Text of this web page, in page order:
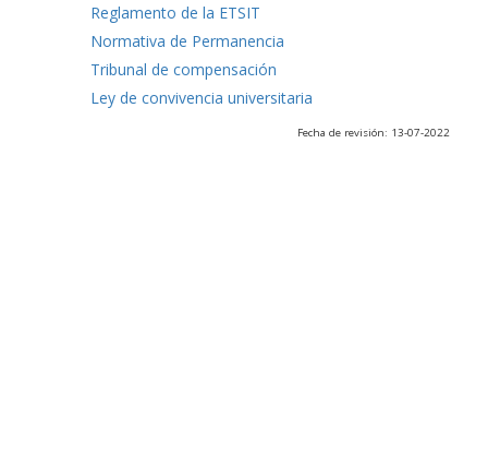
Reglamento de la ETSIT
Normativa de Permanencia
Tribunal de compensación
Ley de convivencia universitaria
Fecha de revisión: 13-07-2022